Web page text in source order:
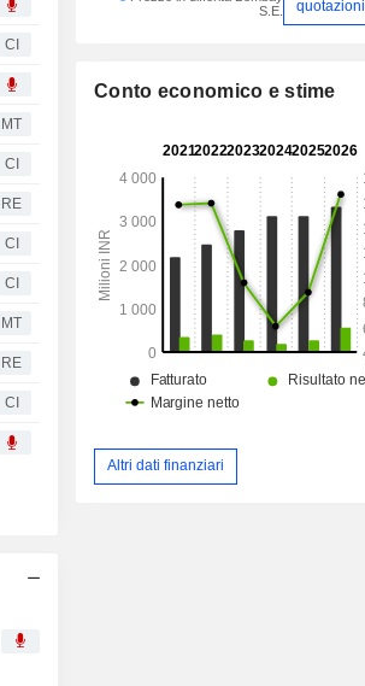
CI
MT
CI
RE
CI
CI
MT
RE
CI
S.E.
quotazioni
Conto economico e stime
Altri dati finanziari